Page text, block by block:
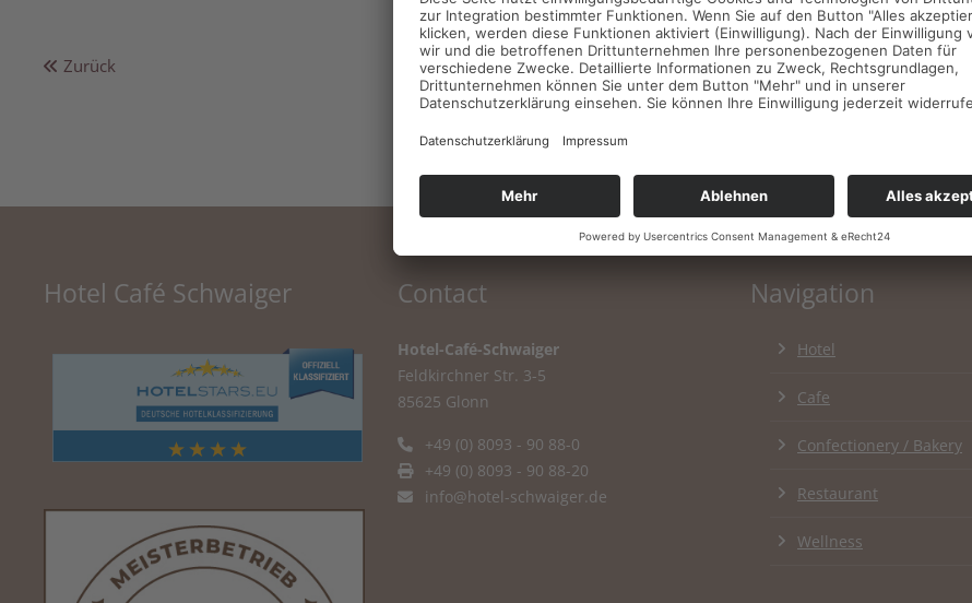
50,00€
Zurück
Hotel Café Schwaiger Contact
Hotel-Café-Schwaiger
Feldkirchner Str. 3-5
85625 Glonn
+49 (0) 8093 - 90 88-0
+49 (0) 8093 - 90 88-20
info@hotel-schwaiger.de
Navigation
Hotel
Cafe
Confectionery / Bakery
Restaurant
Wellness